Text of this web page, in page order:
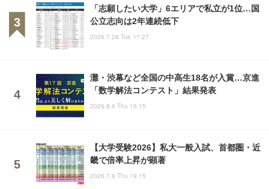
「志願したい大学」6エリアで私立が1位…国
公立志向は2年連続低下
2026.7.28 Tue 17:27
灘・渋幕など全国の中高生18名が入賞…京進
「数学解法コンテスト」結果発表
2026.8.6 Thu 16:15
【大学受験2026】私大一般入試、首都圏・近
畿で倍率上昇が顕著
2026.7.9 Thu 19:15